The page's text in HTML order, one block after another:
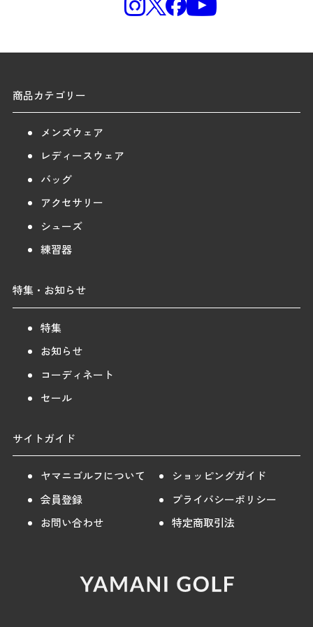
商品カテゴリー
メンズウェア
レディースウェア
バッグ
アクセサリー
シューズ
練習器
特集・お知らせ
特集
お知らせ
コーディネート
セール
サイトガイド
ヤマニゴルフについて
ショッピングガイド
会員登録
プライバシーポリシー
お問い合わせ
特定商取引法